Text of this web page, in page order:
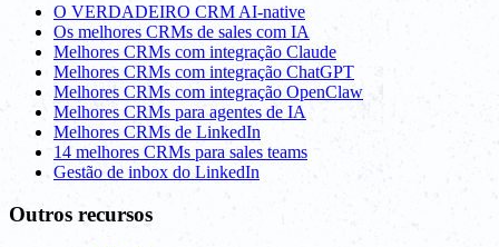
O VERDADEIRO CRM AI-native
Os melhores CRMs de sales com IA
Melhores CRMs com integração Claude
Melhores CRMs com integração ChatGPT
Melhores CRMs com integração OpenClaw
Melhores CRMs para agentes de IA
Melhores CRMs de LinkedIn
14 melhores CRMs para sales teams
Gestão de inbox do LinkedIn
Outros recursos